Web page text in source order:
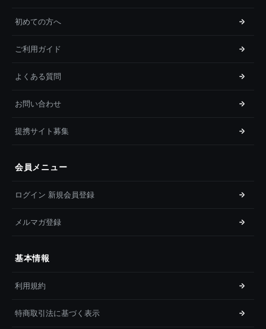
初めての方へ
ご利用ガイド
よくある質問
お問い合わせ
提携サイト募集
会員メニュー
ログイン 新規会員登録
メルマガ登録
基本情報
利用規約
特商取引法に基づく表示